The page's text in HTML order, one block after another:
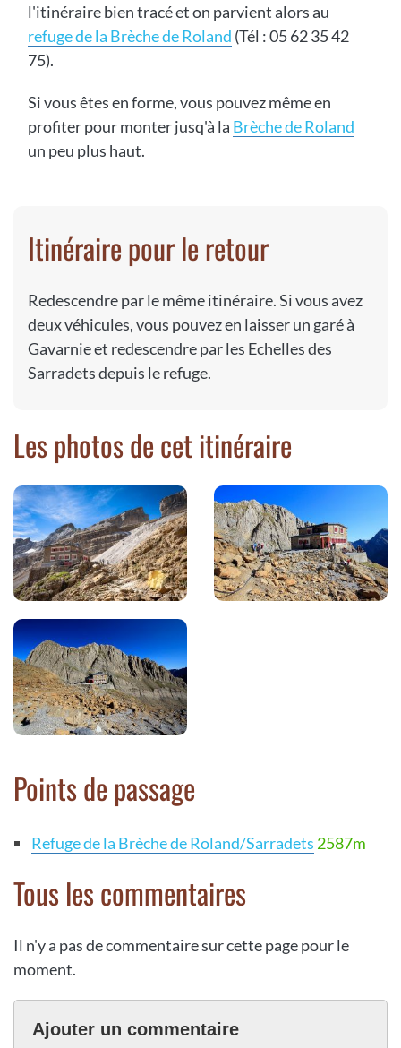
l'itinéraire bien tracé et on parvient alors au
refuge de la Brèche de Roland (Tél : 05 62 35 42
75).
Si vous êtes en forme, vous pouvez même en
profiter pour monter jusq'à la Brèche de Roland
un peu plus haut.
Itinéraire pour le retour
Redescendre par le même itinéraire. Si vous avez
deux véhicules, vous pouvez en laisser un garé à
Gavarnie et redescendre par les Echelles des
Sarradets depuis le refuge.
Les photos de cet itinéraire
Points de passage
Refuge de la Brèche de Roland/Sarradets 2587m
Tous les commentaires
Il n'y a pas de commentaire sur cette page pour le
moment.
Ajouter un commentaire